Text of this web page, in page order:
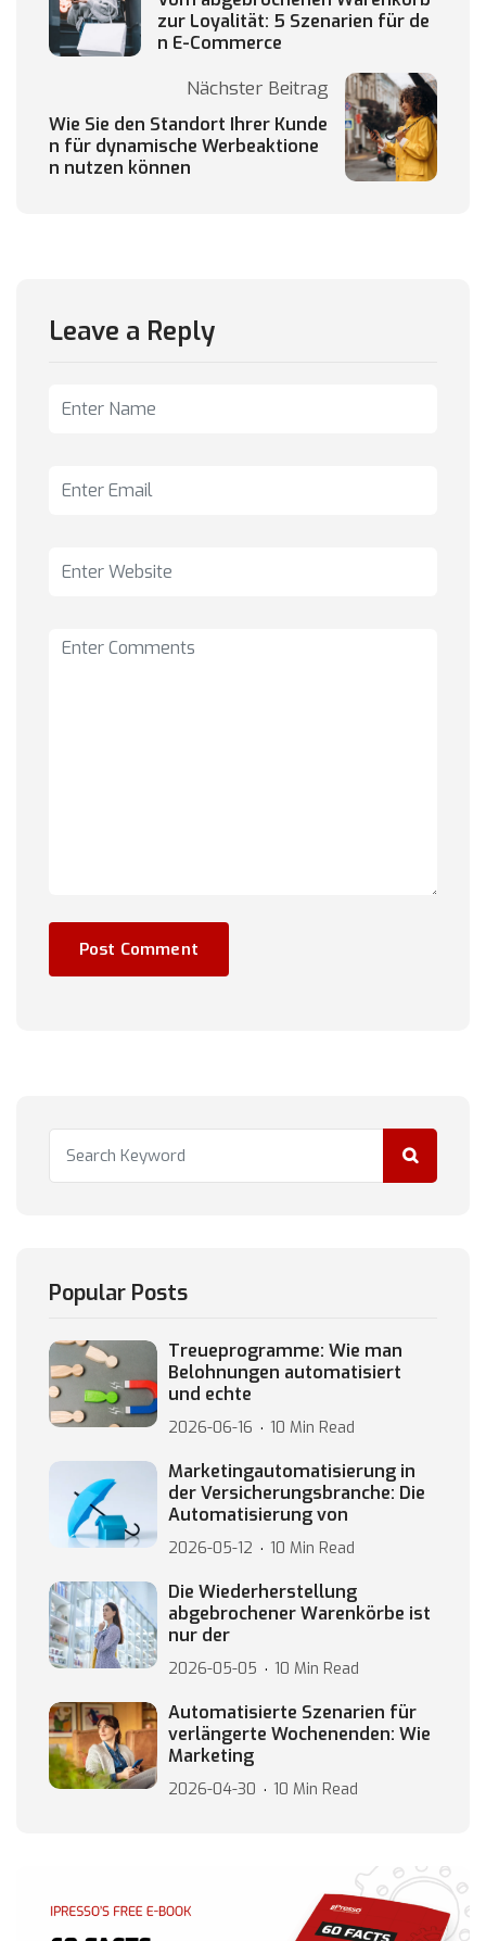
zur Loyalität: 5 Szenarien für de
n E-Commerce
Nächster Beitrag
Wie Sie den Standort Ihrer Kunde
n für dynamische Werbeaktione
n nutzen können
Leave a Reply
Popular Posts
Treueprogramme: Wie man
Belohnungen automatisiert
und echte
2026-06-16 10 Min Read
Marketingautomatisierung in
der Versicherungsbranche: Die
Automatisierung von
2026-05-12 10 Min Read
Die Wiederherstellung
abgebrochener Warenkörbe ist
nur der
2026-05-05 10 Min Read
Automatisierte Szenarien für
verlängerte Wochenenden: Wie
Marketing
2026-04-30 10 Min Read